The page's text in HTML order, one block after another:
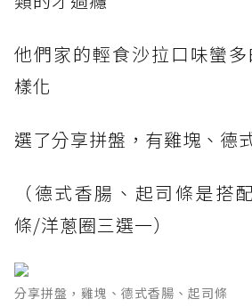
他們家的輕食沙拉口味蠻
樣化
選了分享拼盤，有雞塊、德
（德式香腸、起司條是搭
條/洋蔥圈三選一）
分享拼盤，雞塊、德式香腸、起司條